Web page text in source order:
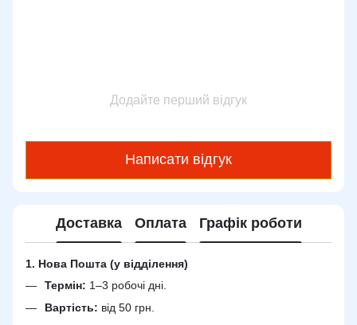
Додайте перший відгук
Написати відгук
Доставка Оплата Графік роботи
1. Нова Пошта (у відділення)
Термін: 1–3 робочі дні.
Вартість: від 50 грн.